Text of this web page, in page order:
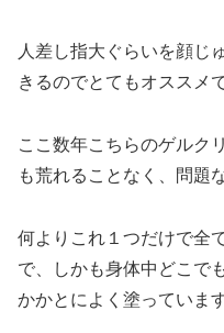
人差し指大ぐらいを顔じ
きるのでとてもオススメ
ここ数年こちらのゲルク
も荒れることなく、問題
何よりこれ１つだけで全
で、しかも身体中どこで
かかとによく塗っています